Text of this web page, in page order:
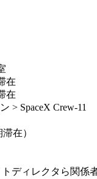
在
在
> SpaceX Crew-11
在）
ィレクタら関係